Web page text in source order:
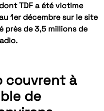
TDF a été victime
1er décembre sur le site
près de 3,5 millions de
couvrent à
de